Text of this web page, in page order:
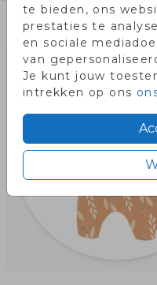
te bieden, ons
prestaties te
en sociale
van
Je kunt jouw
intrekken op ons
Misschien vind